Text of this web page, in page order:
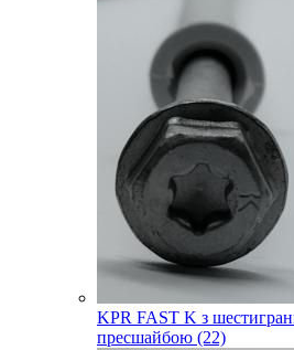
KPR FAST K з
пресшайбою (22)